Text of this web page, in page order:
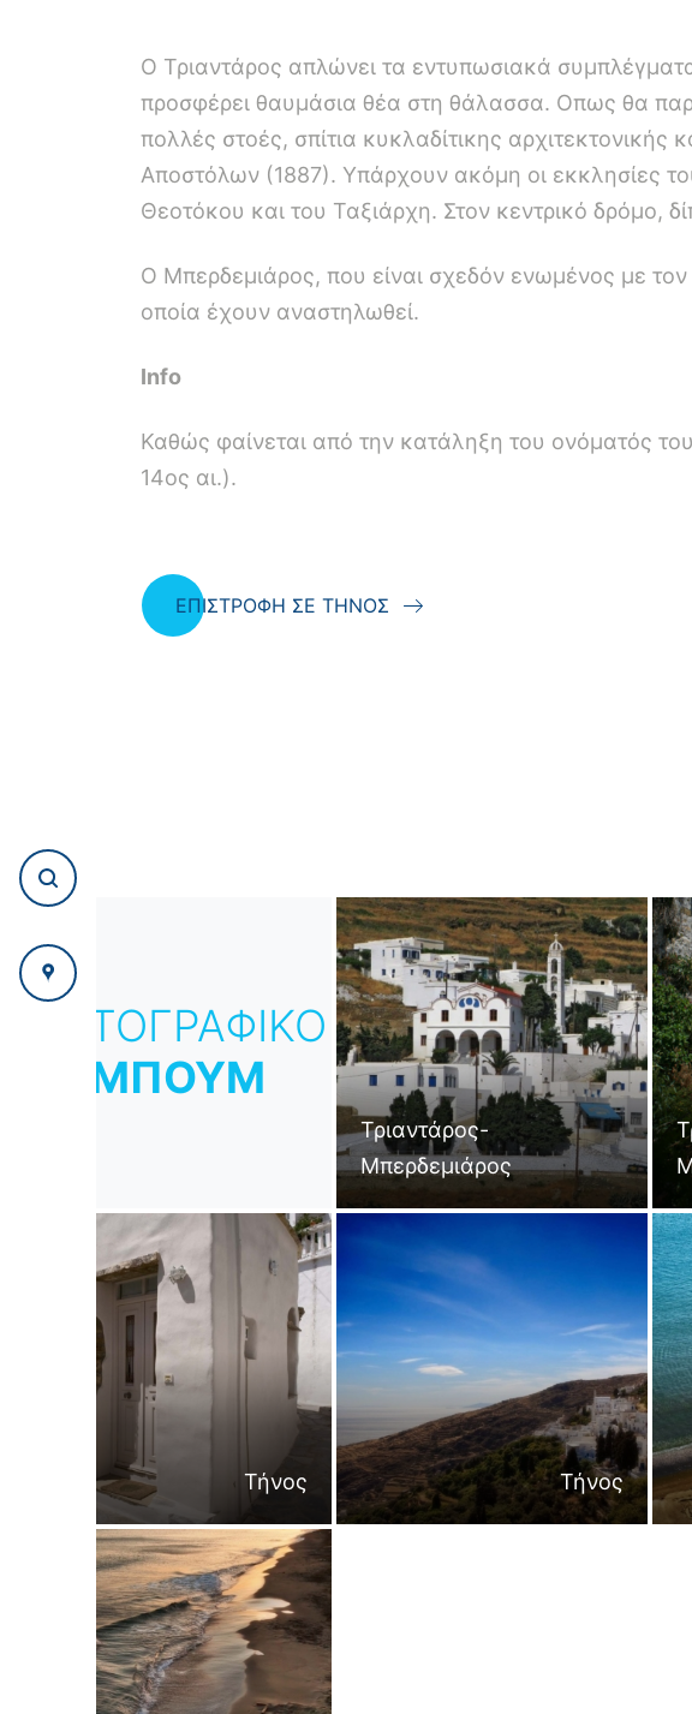
Ο Τριαντάρος απλώνει τα εντυπωσιακά
προσφέρει θαυμάσια θέα στη θάλασσα. Οπως θα
πολλές στοές, σπίτια κυκλαδίτικης
Αποστόλων (1887). Υπάρχουν ακόμη οι εκκλησίες
Θεοτόκου και του Ταξιάρχη. Στον κεντρικό δρόμο,
Ο Μπερδεμιάρος, που είναι σχεδόν ενωμένος με τον
οποία έχουν αναστηλωθεί.
Info
Καθώς φαίνεται από την κατάληξη του ονόματός
14ος αι.).
ΕΠΙΣΤΡΟΦΗ ΣΕ ΤΗΝΟΣ
ΦΩΤΟΓΡΑΦΙΚΟ
ΑΛΜΠΟΥΜ
Τριαντάρος-
Μπερδεμιάρος
Τήνος Τήνος